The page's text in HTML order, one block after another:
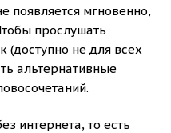
появляется мгновенно,
прослушать
(доступно не для всех
альтернативные
интернета, то есть